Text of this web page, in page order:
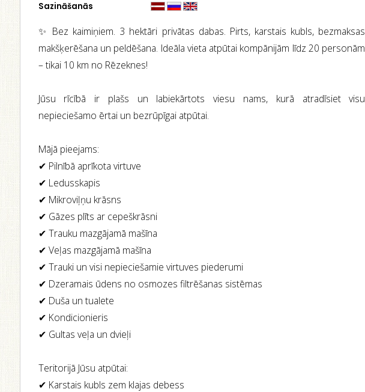
Sazināšanās
✨ Bez kaimiņiem. 3 hektāri privātas dabas. Pirts, karstais kubls, bezmaksas
makšķerēšana un peldēšana. Ideāla vieta atpūtai kompānijām līdz 20 personām
– tikai 10 km no Rēzeknes!
Jūsu rīcībā ir plašs un labiekārtots viesu nams, kurā atradīsiet visu
nepieciešamo ērtai un bezrūpīgai atpūtai.
Mājā pieejams:
✔ Pilnībā aprīkota virtuve
✔ Ledusskapis
✔ Mikroviļņu krāsns
✔ Gāzes plīts ar cepeškrāsni
✔ Trauku mazgājamā mašīna
✔ Veļas mazgājamā mašīna
✔ Trauki un visi nepieciešamie virtuves piederumi
✔ Dzeramais ūdens no osmozes filtrēšanas sistēmas
✔ Duša un tualete
✔ Kondicionieris
✔ Gultas veļa un dvieļi
Teritorijā Jūsu atpūtai:
✔ Karstais kubls zem klajas debess